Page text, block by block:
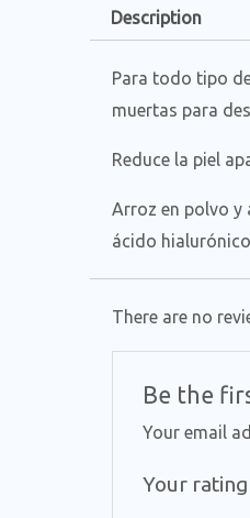
Description
Para todo tipo
muertas para
Reduce la piel
Arroz en polvo y
ácido
There are no
Be the
Your email
Your rating